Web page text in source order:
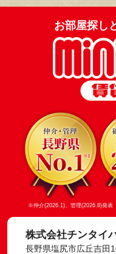
お部屋探し
※仲介(2026.1)、管理(2026.8)発表
株式会社チンタイ
長野県塩尻市広丘吉田